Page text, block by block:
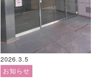
2026.3.5
お知らせ